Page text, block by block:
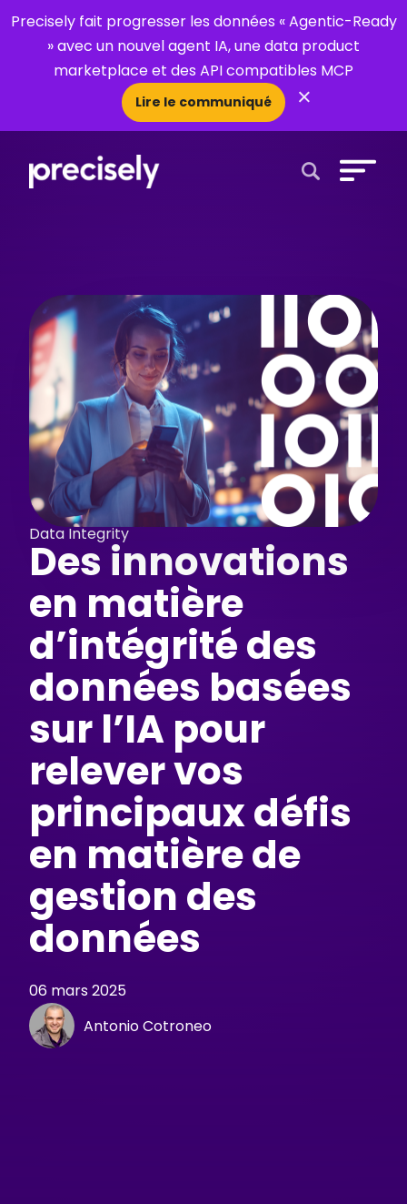
Precisely fait progresser les données « Agentic-Ready
» avec un nouvel agent IA, une data product
marketplace et des API compatibles MCP
Lire le communiqué ×
Data Integrity
Des innovations
en matière
d’intégrité des
données basées
sur l’IA pour
relever vos
principaux défis
en matière de
gestion des
données
06 mars 2025
Antonio Cotroneo